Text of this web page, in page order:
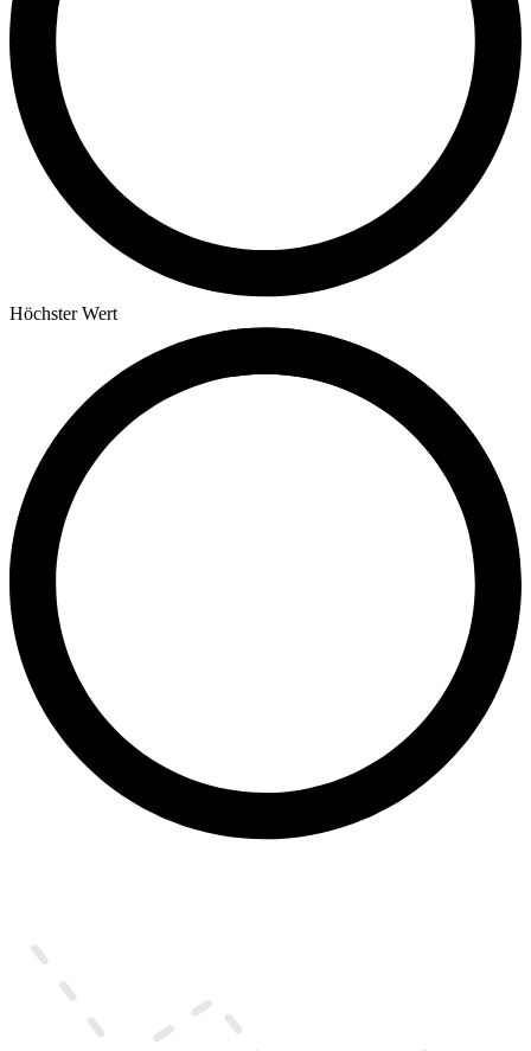
Höchster Wert